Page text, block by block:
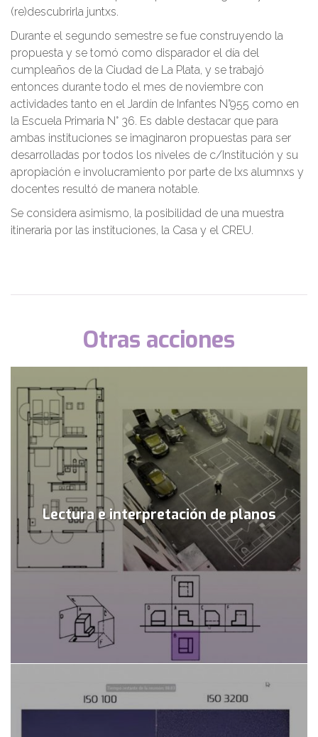
(re)descubrirla juntxs.
Durante el segundo semestre se fue construyendo la
propuesta y se tomó como disparador el día del
cumpleaños de la Ciudad de La Plata, y se trabajó
entonces durante todo el mes de noviembre con
actividades tanto en el Jardín de Infantes N°955 como en
la Escuela Primaria N° 36. Es dable destacar que para
ambas instituciones se imaginaron propuestas para ser
desarrolladas por todos los niveles de c/Institución y su
apropiación e involucramiento por parte de lxs alumnxs y
docentes resultó de manera notable.
Se considera asimismo, la posibilidad de una muestra
itineraria por las instituciones, la Casa y el CREU.
Otras acciones
Lectura e interpretación de planos